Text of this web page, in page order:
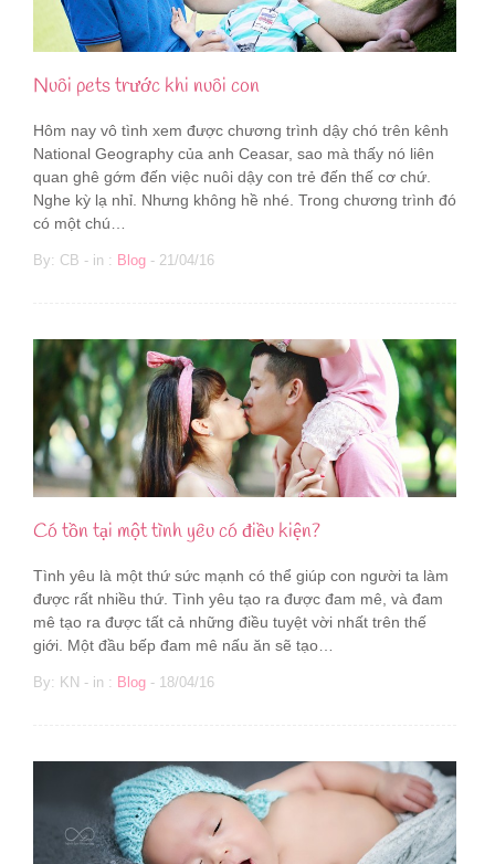
Nuôi pets trước khi nuôi con
Hôm nay vô tình xem được chương trình dậy chó trên kênh
National Geography của anh Ceasar, sao mà thấy nó liên
quan ghê gớm đến việc nuôi dậy con trẻ đến thế cơ chứ.
Nghe kỳ lạ nhỉ. Nhưng không hề nhé. Trong chương trình đó
có một chú…
By: CB - in : Blog - 21/04/16
Có tồn tại một tình yêu có điều kiện?
Tình yêu là một thứ sức mạnh có thể giúp con người ta làm
được rất nhiều thứ. Tình yêu tạo ra được đam mê, và đam
mê tạo ra được tất cả những điều tuyệt vời nhất trên thế
giới. Một đầu bếp đam mê nấu ăn sẽ tạo…
By: KN - in : Blog - 18/04/16